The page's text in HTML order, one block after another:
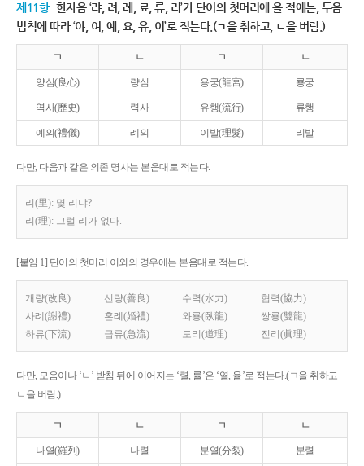
제11항 한자음 ‘랴, 려, 례, 료, 류, 리’가 단어의 첫머리에 올 적에는, 두음
법칙에 따라 ‘야, 여, 예, 요, 유, 이’로 적는다.(ㄱ을 취하고, ㄴ을 버림.)
ㄱ ㄴ ㄱ ㄴ
양심(良心) 량심 용궁(龍宮) 룡궁
역사(歷史) 력사 유행(流行) 류행
예의(禮儀) 례의 이발(理髮) 리발
다만, 다음과 같은 의존 명사는 본음대로 적는다.
리(里): 몇 리냐?
리(理): 그럴 리가 없다.
[붙임 1] 단어의 첫머리 이외의 경우에는 본음대로 적는다.
개량(改良) 선량(善良) 수력(水力)
협력(協力)
사례(謝禮)
혼례(婚禮) 와룡(臥龍)
쌍룡(雙龍)
하류(下流)
급류(急流) 도리(道理) 진리(眞理)
다만, 모음이나 ‘ㄴ’ 받침 뒤에 이어지는 ‘렬, 률’은 ‘열, 율’로 적는다.(ㄱ을 취하고
ㄴ을 버림.)
ㄱ ㄴ ㄱ ㄴ
나열(羅列) 나렬 분열(分裂) 분렬